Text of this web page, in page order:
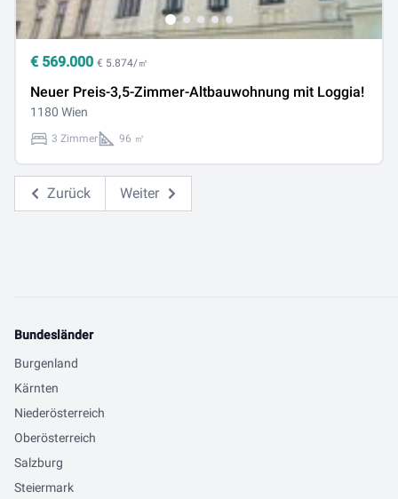
€ 569.000 € 5.874/㎡
Neuer Preis-3,5-Zimmer-Altbauwohnung mit Loggia!
1180 Wien
3 Zimmer 96 ㎡
Zurück Weiter
Bundesländer
Burgenland
Kärnten
Niederösterreich
Oberösterreich
Salzburg
Steiermark